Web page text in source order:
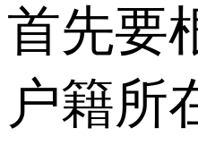
首先要
户籍所